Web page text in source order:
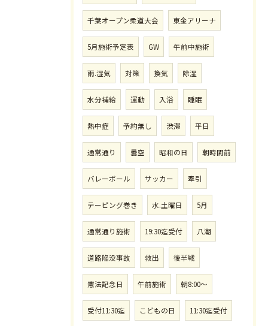
千葉オープン柔道大会 東金アリーナ
5月施術予定表 GW 午前中施術
雨.湿気 対策 換気 除湿
水分補給 運動 入浴 睡眠
熱中症 予約無し 渋滞 平日
通常通り 曇空 昭和の日 朝時間前
バレーボール サッカー 牽引
テーピング巻き 水.土曜日 5月
通常通り施術 19:30迄受付 八潮
道路陥没事故 救出 後半戦
憲法記念日 午前施術 朝8:00〜
受付11:30迄 こどもの日 11:30迄受付